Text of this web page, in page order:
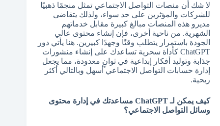
لا شك أن منصات التواصل الاجتماعي تمثل منجمًا ذهبيًا
للشركات والمؤثرين على حد سواء، ولذلك يتقاضى
مديرو هذه المنصات مبالغ كبيرة مقابل خدماتهم
الشهرية. من ناحية أخرى، فإن إنشاء محتوى عالي
الجودة باستمرار يتطلب وقتًا وجهدًا كبيرين. هنا يأتي دور
ChatGPT كأداة سحرية تساعدك على إنشاء منشورات
جذابة وتوليد أفكار إبداعية في ثوانٍ معدودة، مما يجعل
إدارة حسابات التواصل الاجتماعي أسهل وبالتالي أكثر
ربحية.
كيف يمكن لـ ChatGPT مساعدتك في إدارة محتوى
وسائل التواصل الاجتماعي؟